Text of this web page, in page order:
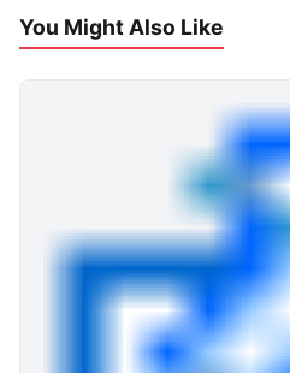
You Might Also Like